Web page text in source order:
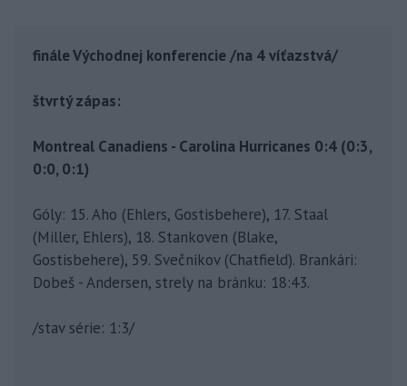
finále Východnej konferencie /na 4 víťazstvá/
štvrtý zápas:
Montreal Canadiens - Carolina Hurricanes 0:4 (0:3,
0:0, 0:1)
Góly: 15. Aho (Ehlers, Gostisbehere), 17. Staal
(Miller, Ehlers), 18. Stankoven (Blake,
Gostisbehere), 59. Svečnikov (Chatfield). Brankári:
Dobeš - Andersen, strely na bránku: 18:43.
/stav série: 1:3/